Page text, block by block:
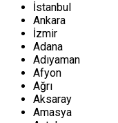
İstanbul
Ankara
İzmir
Adana
Adıyaman
Afyon
Ağrı
Aksaray
Amasya